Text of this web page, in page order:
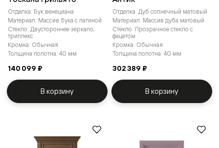
Отделка: Бук венециана
Материал: Массив бука с патиной
Стекло: Двустороннее зеркало,
триплекс
Кромка: Обычная
Толщина полотна: 40 мм
140 099 ₽
В корзину
Отделка: Дуб солнечный матовый
Материал: Массив дуба матовый
Стекло: Прозрачное стекло с
фацетом
Кромка: Обычная
Толщина полотна: 40 мм
302 389 ₽
В корзину